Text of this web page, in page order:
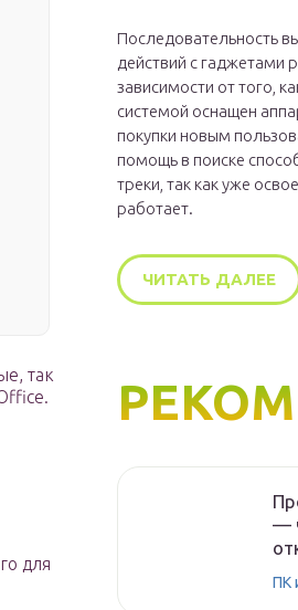
так
для
Последовательность
действий с гаджетами
зависимости от того,
системой оснащен
покупки новым
помощь в поиске
треки, так как уже
работает.
ЧИТАТЬ ДАЛЕЕ
—
ПК